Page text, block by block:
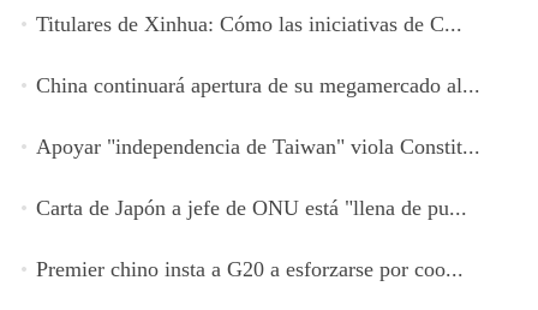
Titulares de Xinhua: Cómo las iniciativas de C...
China continuará apertura de su megamercado al...
Apoyar "independencia de Taiwan" viola Constit...
Carta de Japón a jefe de ONU está "llena de pu...
Premier chino insta a G20 a esforzarse por coo...